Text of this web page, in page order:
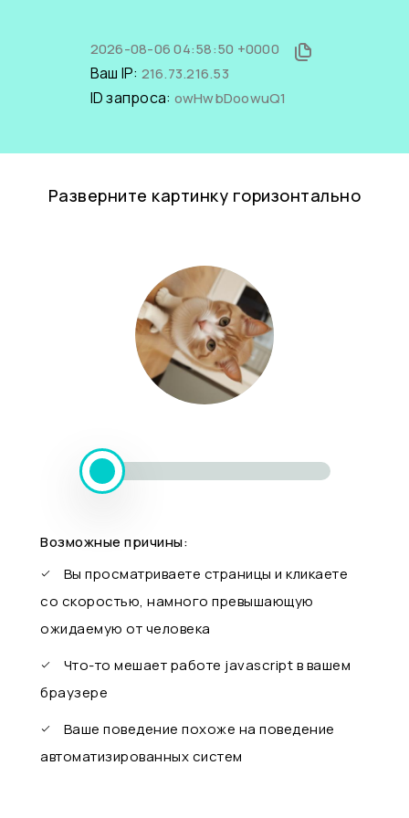
2026-08-06 04:58:50 +0000
Ваш IP: 216.73.216.53
ID запроса: owHwbDoowuQ1
Разверните картинку горизонтально
Возможные причины:
Вы просматриваете страницы и кликаете
со скоростью, намного превышающую
ожидаемую от человека
Что-то мешает работе javascript в вашем
браузере
Ваше поведение похоже на поведение
автоматизированных систем